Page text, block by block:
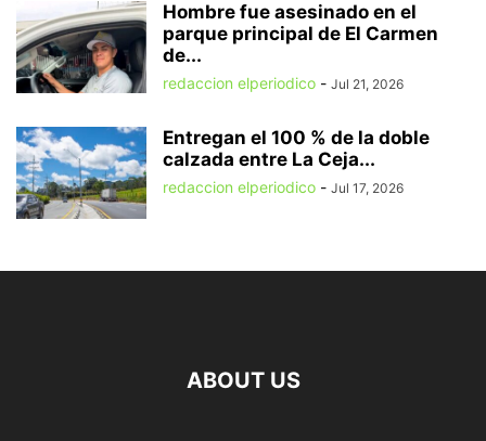
Hombre fue asesinado en el
parque principal de El Carmen
de...
redaccion elperiodico - Jul 21, 2026
Entregan el 100 % de la doble
calzada entre La Ceja...
redaccion elperiodico - Jul 17, 2026
ABOUT US